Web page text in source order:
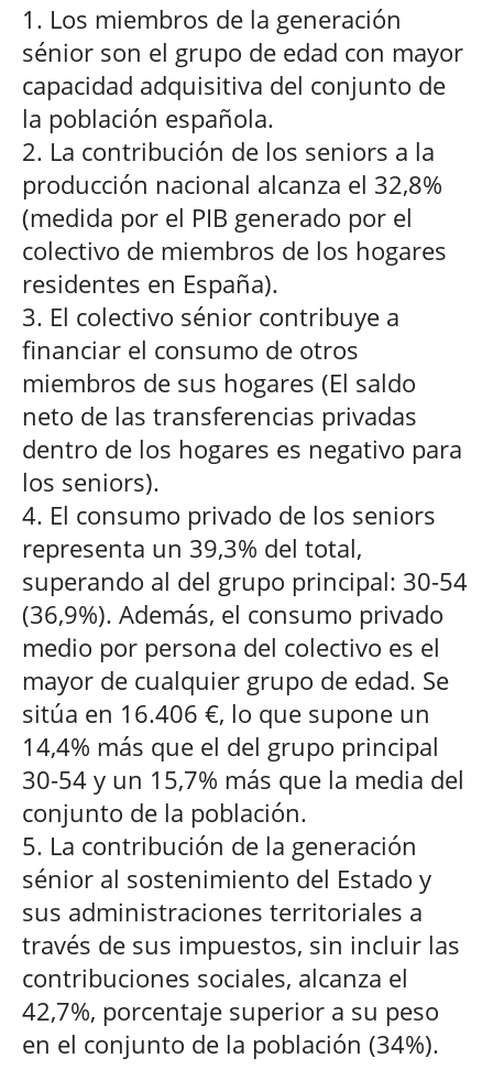
1. Los miembros de la generación
sénior son el grupo de edad con mayor
capacidad adquisitiva del conjunto de
la población española.
2. La contribución de los seniors a la
producción nacional alcanza el 32,8%
(medida por el PIB generado por el
colectivo de miembros de los hogares
residentes en España).
3. El colectivo sénior contribuye a
financiar el consumo de otros
miembros de sus hogares (El saldo
neto de las transferencias privadas
dentro de los hogares es negativo para
los seniors).
4. El consumo privado de los seniors
representa un 39,3% del total,
superando al del grupo principal: 30-54
(36,9%). Además, el consumo privado
medio por persona del colectivo es el
mayor de cualquier grupo de edad. Se
sitúa en 16.406 €, lo que supone un
14,4% más que el del grupo principal
30-54 y un 15,7% más que la media del
conjunto de la población.
5. La contribución de la generación
sénior al sostenimiento del Estado y
sus administraciones territoriales a
través de sus impuestos, sin incluir las
contribuciones sociales, alcanza el
42,7%, porcentaje superior a su peso
en el conjunto de la población (34%).